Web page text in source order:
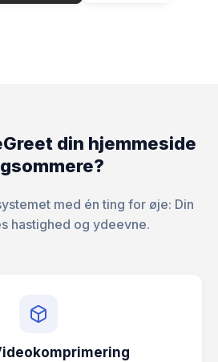
din hjemmeside
med én ting for øje: Din
hastighed og ydeevne.